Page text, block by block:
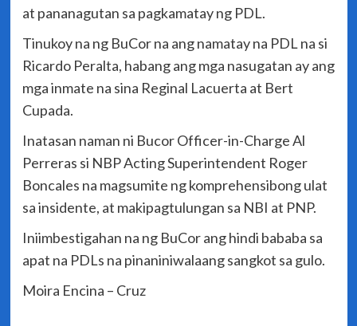
at pananagutan sa pagkamatay ng PDL.
Tinukoy na ng BuCor na ang namatay na PDL na si
Ricardo Peralta, habang ang mga nasugatan ay ang
mga inmate na sina Reginal Lacuerta at Bert
Cupada.
Inatasan naman ni Bucor Officer-in-Charge Al
Perreras si NBP Acting Superintendent Roger
Boncales na magsumite ng komprehensibong ulat
sa insidente, at makipagtulungan sa NBI at PNP.
Iniimbestigahan na ng BuCor ang hindi bababa sa
apat na PDLs na pinaniniwalaang sangkot sa gulo.
Moira Encina – Cruz